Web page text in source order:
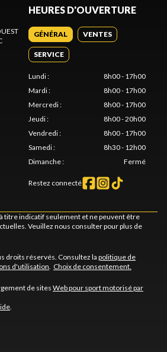
HEURES D'OUVERTURE
GÉNÉRAL VENTES
SERVICE
Lundi:
8h00 - 17h00
Mardi:
8h00 - 17h00
Mercredi:
8h00 - 17h00
Jeudi:
8h00 - 20h00
Vendredi:
8h00 - 17h00
Samedi:
8h30 - 12h00
Dimanche: Fermé
Restez connecté
titre indicatif seulement et ne peuvent être
Veuillez nous consulter pour plus de
droits réservés. Consultez la politique de
d'utilisation Choix de consentement.
de sitesWeb pour sport motorisé par